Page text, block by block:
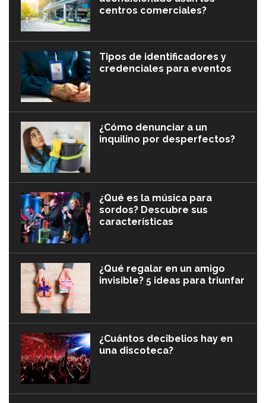
centros comerciales?
Tipos de identificadores y
credenciales para eventos
¿Cómo denunciar a un
inquilino por desperfectos?
¿Qué es la música para
sordos? Descubre sus
características
¿Qué regalar en un amigo
invisible? 5 ideas para triunfar
¿Cuántos decibelios hay en
una discoteca?